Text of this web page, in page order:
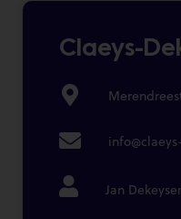
Claeys-
Jan Dekeyser